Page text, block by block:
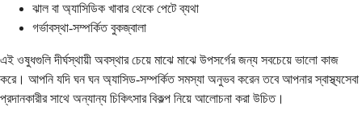
ঝাল বা অ্যাসিডিক খাবার থেকে পেটে ব্যথা
গর্ভাবস্থা-সম্পর্কিত বুকজ্বালা
এই ওষুধগুলি দীর্ঘস্থায়ী অবস্থার চেয়ে মাঝে মাঝে উপসর্গের জন্য সবচেয়ে ভালো কাজ
করে। আপনি যদি ঘন ঘন অ্যাসিড-সম্পর্কিত সমস্যা অনুভব করেন তবে আপনার স্বাস্থ্যসেবা
প্রদানকারীর সাথে অন্যান্য চিকিৎসার বিকল্প নিয়ে আলোচনা করা উচিত।